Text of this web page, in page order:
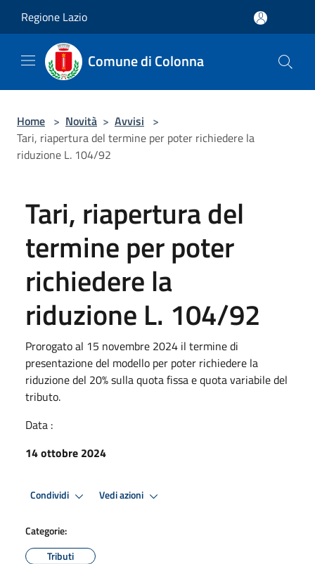
Regione Lazio
Comune di Colonna
Home > Novità > Avvisi >
Tari, riapertura del termine per poter richiedere la
riduzione L. 104/92
Tari, riapertura del
termine per poter
richiedere la
riduzione L. 104/92
Prorogato al 15 novembre 2024 il termine di
presentazione del modello per poter richiedere la
riduzione del 20% sulla quota fissa e quota variabile del
tributo.
Data :
14 ottobre 2024
Condividi Vedi azioni
Categorie:
Tributi